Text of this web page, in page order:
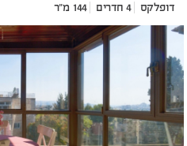
דופלקס 4 חדרים 144 מ"ר